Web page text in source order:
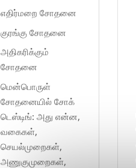
எதிர்மறை சோதனை
குரங்கு சோதனை
அதிகரிக்கும்
சோதனை
மென்பொருள்
சோதனையில் சோக்
டெஸ்டிங்: அது என்ன,
வகைகள்,
செயல்முறைகள்,
அணுகுமுறைகள்,